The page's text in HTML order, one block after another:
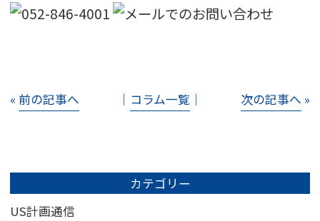
« 前の記事へ │ コラム一覧 │ 次の記事へ »
カテゴリー
US計画通信